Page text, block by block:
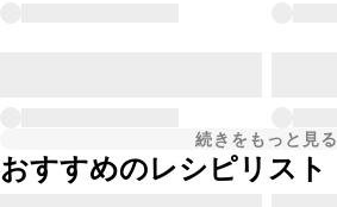
続きをもっと見る
おすすめのレシピリスト